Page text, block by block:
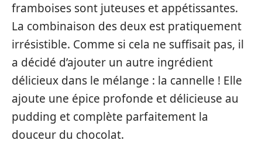
framboises sont juteuses et appétissantes.
La combinaison des deux est pratiquement
irrésistible. Comme si cela ne suffisait pas, il
a décidé d’ajouter un autre ingrédient
délicieux dans le mélange : la cannelle ! Elle
ajoute une épice profonde et délicieuse au
pudding et complète parfaitement la
douceur du chocolat.